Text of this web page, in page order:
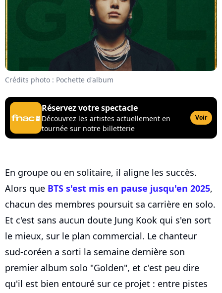
Crédits photo : Pochette d'album
Réservez votre spectacle
Découvrez les artistes actuellement en
tournée sur notre billetterie
Voir
En groupe ou en solitaire, il aligne les succès.
Alors que BTS s'est mis en pause jusqu'en 2025,
chacun des membres poursuit sa carrière en solo.
Et c'est sans aucun doute Jung Kook qui s'en sort
le mieux, sur le plan commercial. Le chanteur
sud-coréen a sorti la semaine dernière son
premier album solo "Golden", et c'est peu dire
qu'il est bien entouré sur ce projet : entre pistes